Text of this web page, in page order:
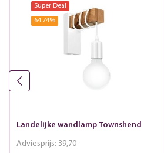
Super Deal
64.74%
Landelijke wandlamp Townshend
Adviesprijs: 39,70